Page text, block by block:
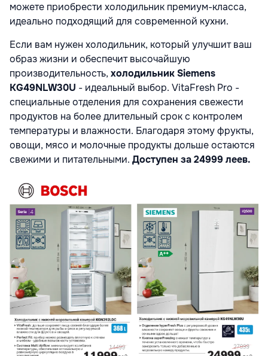
можете приобрести холодильник премиум-класса,
идеально подходящий для современной кухни.
Если вам нужен холодильник, который улучшит ваш
образ жизни и обеспечит высочайшую
производительность, холодильник Siemens
KG49NLW30U - идеальный выбор. VitaFresh Pro -
специальные отделения для сохранения свежести
продуктов на более длительный срок с контролем
температуры и влажности. Благодаря этому фрукты,
овощи, мясо и молочные продукты дольше остаются
свежими и питательными. Доступен за 24999 леев.